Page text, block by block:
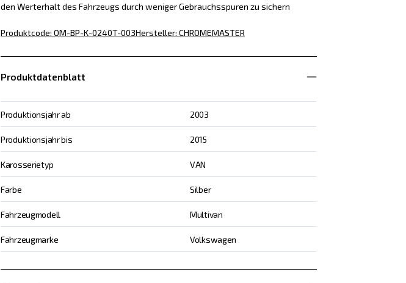
den Werterhalt des Fahrzeugs durch weniger Gebrauchsspuren zu sichern
Produktcode: OM-BP-K-0240T-003Hersteller: CHROMEMASTER
Produktdatenblatt
Produktionsjahr ab 2003
Produktionsjahr bis 2015
Karosserietyp VAN
Farbe Silber
Fahrzeugmodell Multivan
Fahrzeugmarke Volkswagen